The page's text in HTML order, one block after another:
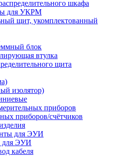
шкафа
для УКРМ
щит, укомплектованный
блок
втулка
щита
изолятор)
приборов
приборов/счётчиков
для ЭУИ
для ЭУИ
кабеля